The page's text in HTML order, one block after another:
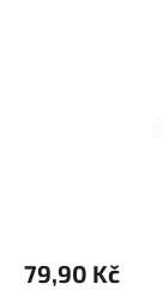
79,90 Kč